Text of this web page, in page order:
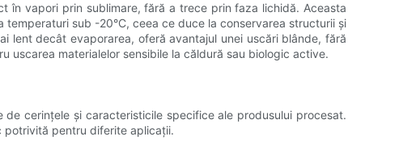
în vapori prin sublimare, fără a trece prin faza lichidă. Aceasta
sub -20°C, ceea ce duce la conservarea structurii și
lent decât evaporarea, oferă avantajul unei uscări blânde, fără
materialelor sensibile la căldură sau biologic active.
cerințele și caracteristicile specifice ale produsului procesat.
potrivită pentru diferite aplicații.